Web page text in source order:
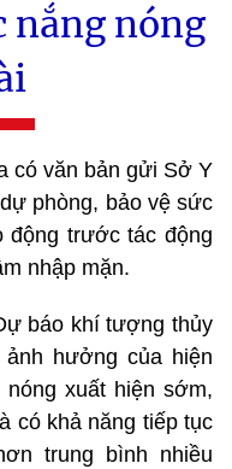
nắng nóng
có văn bản gửi Sở Y
phòng, bảo vệ sức
động trước tác động
nhập mặn.
báo khí tượng thủy
hưởng của hiện
xuất hiện sớm,
có khả năng tiếp tục
trung bình nhiều